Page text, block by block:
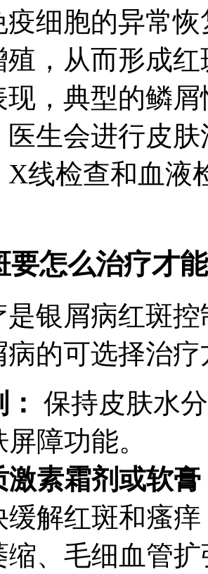
疫细胞的异常
殖，从而形成
现，典型的鳞
医生会进行皮
X线检查和血液
要怎么治疗才
是银屑病红斑
病的可选择治
保持皮肤水
障功能。
激素霜剂或软膏
缓解红斑和瘙
缩、毛细血管